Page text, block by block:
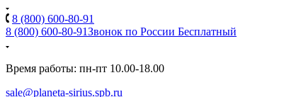
8 (800) 600-80-91
8 (800) 600-80-91Звонок по России Бесплатный
Время работы: пн-пт 10.00-18.00
sale@planeta-sirius.spb.ru